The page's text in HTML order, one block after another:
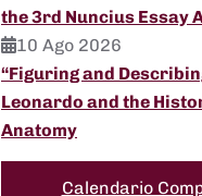
the 3rd Nuncius Essay
10 Ago 2026
“Figuring and
Leonardo and the
Anatomy
Calendario